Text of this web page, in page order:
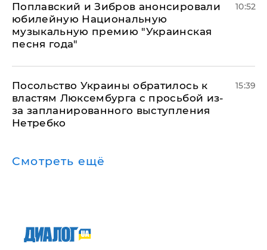
Поплавский и Зибров анонсировали
юбилейную Национальную
музыкальную премию "Украинская
песня года"
10:52
Посольство Украины обратилось к
властям Люксембурга с просьбой из-
за запланированного выступления
Нетребко
15:39
Смотреть ещё